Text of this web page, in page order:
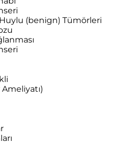
(benign) Tümörleri